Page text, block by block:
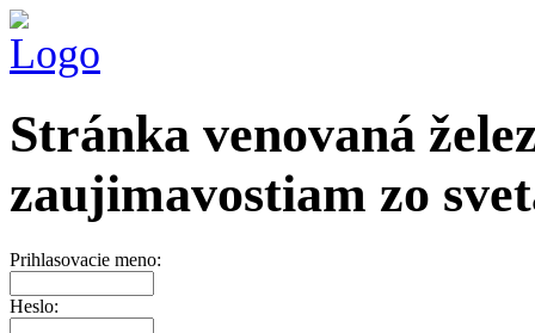
Stránka venovaná
zaujimavostiam zo
Prihlasovacie meno:
Heslo: